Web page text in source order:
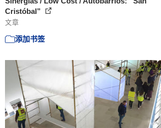
Cristóbal”
文章
添加书签